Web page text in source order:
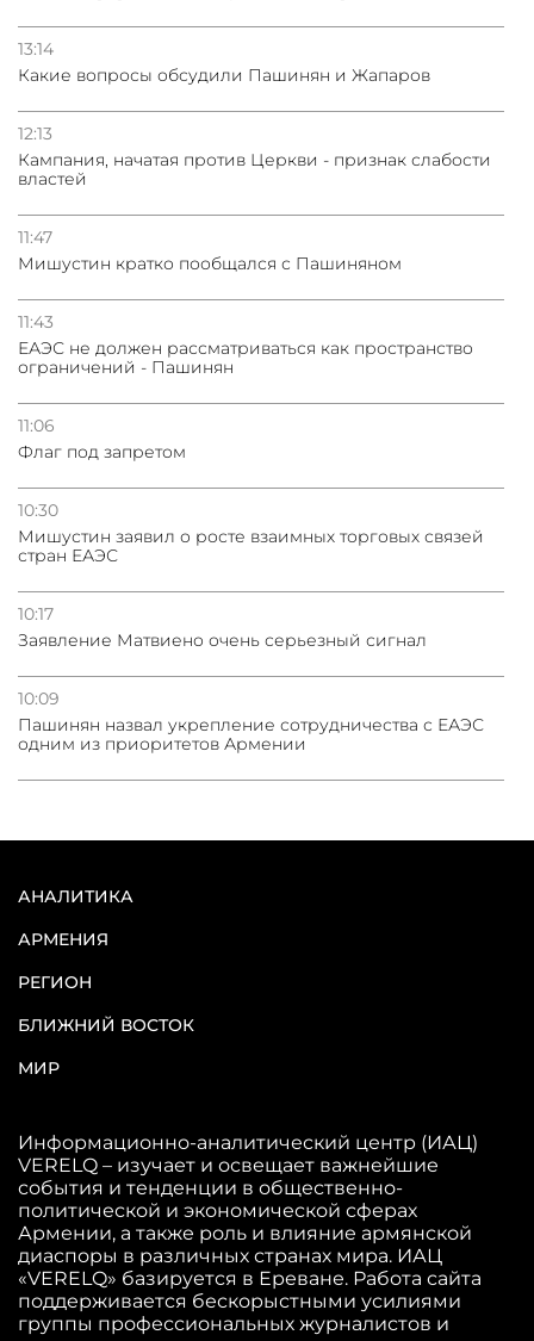
13:14
Какие вопросы обсудили Пашинян и Жапаров
12:13
Кампания, начатая против Церкви - признак слабости
властей
11:47
Мишустин кратко пообщался с Пашиняном
11:43
ЕАЭС не должен рассматриваться как пространство
ограничений - Пашинян
11:06
Флаг под запретом
10:30
Мишустин заявил о росте взаимных торговых связей
стран ЕАЭС
10:17
Заявление Матвиено очень серьезный сигнал
10:09
Пашинян назвал укрепление сотрудничества с ЕАЭС
одним из приоритетов Армении
АНАЛИТИКА
АРМЕНИЯ
РЕГИОН
БЛИЖНИЙ ВОСТОК
МИР
Информационно-аналитический центр (ИАЦ)
VERELQ – изучает и освещает важнейшие
события и тенденции в общественно-
политической и экономической сферах
Армении, а также роль и влияние армянской
диаспоры в различных странах мира. ИАЦ
«VERELQ» базируется в Ереване. Работа сайта
поддерживается бескорыстными усилиями
группы профессиональных журналистов и